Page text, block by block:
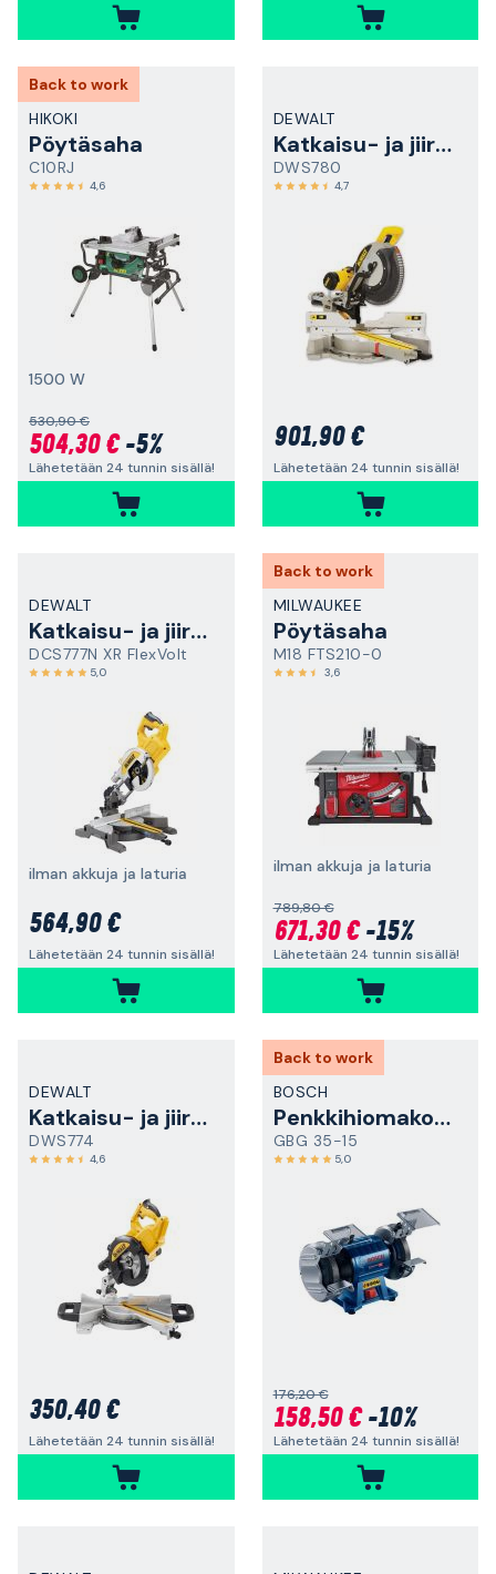
Back to work
HIKOKI
Pöytäsaha
C10RJ
4,6
1500 W
530,90 €
504,30 €-5%
Lähetetään 24 tunnin sisällä!
DEWALT
Katkaisu- ja jiirisaha
DWS780
4,7
901,90 €
Lähetetään 24 tunnin sisällä!
DEWALT
Katkaisu- ja jiirisaha
DCS777N XR FlexVolt
5,0
ilman akkuja ja laturia
564,90 €
Lähetetään 24 tunnin sisällä!
Back to work
MILWAUKEE
Pöytäsaha
M18 FTS210-0
3,6
ilman akkuja ja laturia
789,80 €
671,30 €-15%
Lähetetään 24 tunnin sisällä!
DEWALT
Katkaisu- ja jiirisaha
DWS774
4,6
350,40 €
Lähetetään 24 tunnin sisällä!
Back to work
BOSCH
Penkkihiomakone
GBG 35-15
5,0
176,20 €
158,50 €-10%
Lähetetään 24 tunnin sisällä!